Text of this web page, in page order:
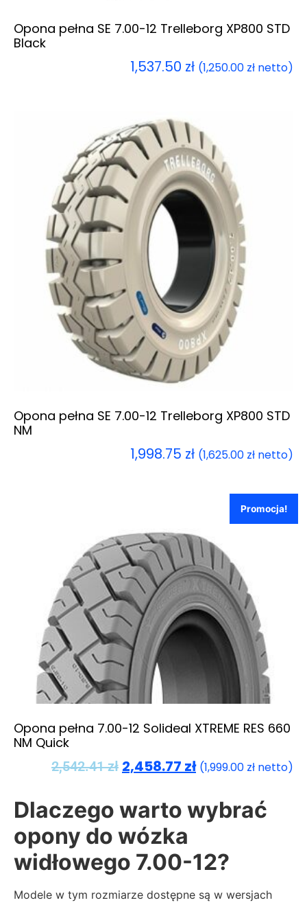
Opona pełna SE 7.00-12 Trelleborg XP800 STD
Black
1,537.50 zł (1,250.00 zł netto)
Opona pełna SE 7.00-12 Trelleborg XP800 STD
NM
1,998.75 zł (1,625.00 zł netto)
Promocja!
Opona pełna 7.00-12 Solideal XTREME RES 660
NM Quick
2,542.41zł 2,458.77 zł (1,999.00 zł netto)
Dlaczego warto wybrać
opony do wózka
widłowego 7.00-12?
Modele w tym rozmiarze dostępne są w wersjach